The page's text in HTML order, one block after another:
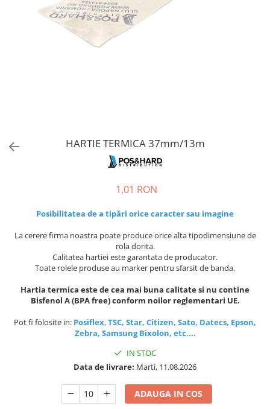
Imprimante Fiscale
Drivere case de marcat
Cantare comerciale cu eticheta
Platforme mici 28x35
Accesorii cantare
Terminale KIOSK
TK Series
JK Series
EK Series
Tablete
HARTIE TERMICA 37mm/13m
1,01 RON
Posibilitatea de a tipări orice caracter sau imagine
La cerere firma noastra poate produce orice alta tipodimensiune de
rola dorita.
Calitatea hartiei este garantata de producator.
Toate rolele produse au marker pentru sfarsit de banda.
Hartia termica este de cea mai buna calitate si nu contine
Bisfenol A (BPA free) conform noilor reglementari UE.
Pot fi folosite in: Posiflex,TSC, Star, Citizen, Sato, Datecs, Epson,
Zebra, Samsung Bixolon, etc....
IN STOC
Data de livrare: Marti, 11.08.2026
ADAUGA IN COS